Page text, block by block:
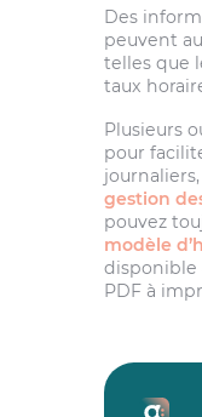
Des
peuvent
telles que
taux
Plusieurs
pour
gestion
pouvez
modèle
disponible
PDF à